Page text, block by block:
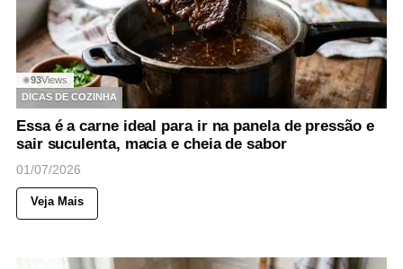
◉93Views
DICAS DE COZINHA
Essa é a carne ideal para ir na panela de pressão e
sair suculenta, macia e cheia de sabor
01/07/2026
Veja Mais